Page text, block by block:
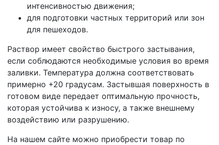
интенсивностью движения;
для подготовки частных территорий или зон
для пешеходов.
Раствор имеет свойство быстрого застывания,
если соблюдаются необходимые условия во время
заливки. Температура должна соответствовать
примерно +20 градусам. Застывшая поверхность в
готовом виде передает оптимальную прочность,
которая устойчива к износу, а также внешнему
воздействию или разрушению.
На нашем сайте можно приобрести товар по